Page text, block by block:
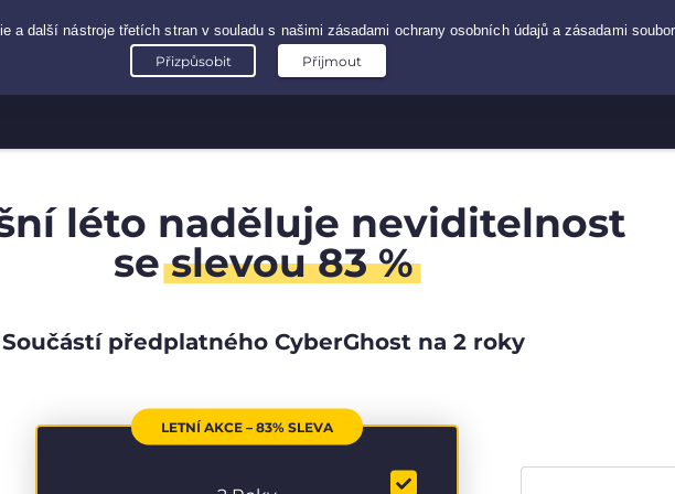
léto naděluje neviditelnost
seslevou 83 %
Součástí předplatného CyberGhost na 2 roky
LETNÍ AKCE – 83% SLEVA